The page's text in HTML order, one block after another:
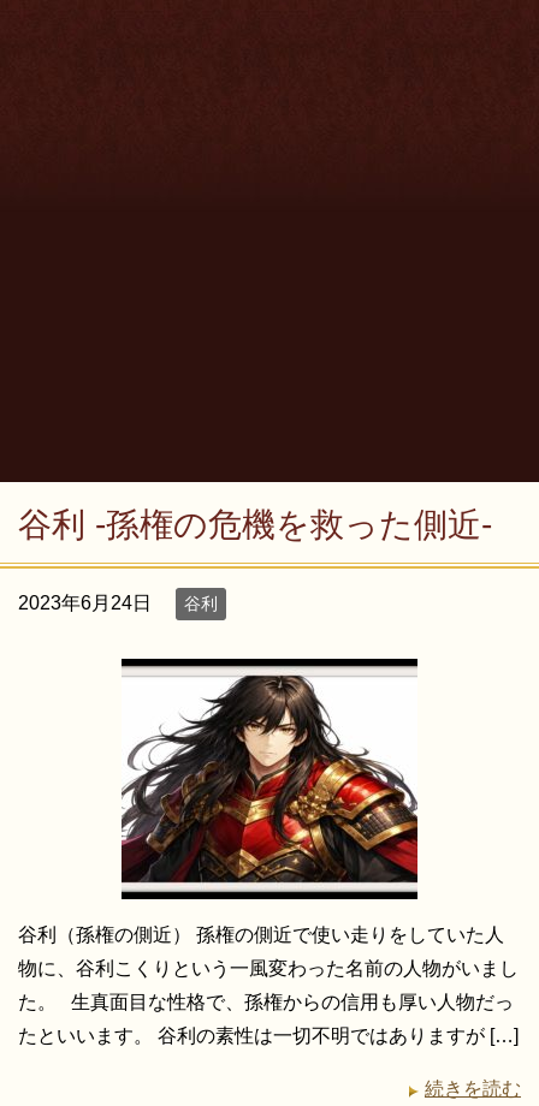
谷利 -孫権の危機を救った側近-
2023年6月24日 谷利
谷利（孫権の側近） 孫権の側近で使い走りをしていた人
物に、谷利こくりという一風変わった名前の人物がいまし
た。 生真面目な性格で、孫権からの信用も厚い人物だっ
たといいます。 谷利の素性は一切不明ではありますが […]
続きを読む